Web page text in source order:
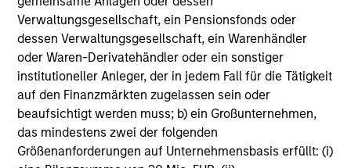
Verwaltungsgesellschaft, ein Pensionsfonds oder
dessen Verwaltungsgesellschaft, ein Warenhändler
oder Waren-Derivatehändler oder ein sonstiger
institutioneller Anleger, der in jedem Fall für die Tätigkeit
auf den Finanzmärkten zugelassen sein oder
beaufsichtigt werden muss; b) ein Großunternehmen,
das mindestens zwei der folgenden
Größenanforderungen auf Unternehmensbasis erfüllt: (i)
Durchschnittliche jährliche
Gesamtrendite
Beim genannten Betrag excl. AA wird davon
ausgegangen, dass alle Ausschüttungen reinvestiert und
die Kosten auf Fondsebene abgezogen wurden. Dazu
gehören die Kosten des Managements, der